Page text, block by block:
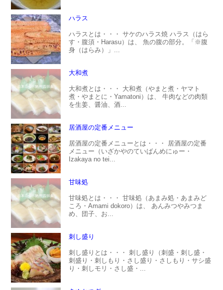
ハラス
ハラスとは・・・ サケのハラス焼 ハラス（はら
す・腹須・Harasu）は、 魚の腹の部分。「※腹
身（はらみ）」...
大和煮
大和煮とは・・・ 大和煮（やまと煮・ヤマト
煮・やまとに・Yamatoni）は、 牛肉などの肉類
を生姜、醤油、酒...
居酒屋の定番メニュー
居酒屋の定番メニューとは・・・ 居酒屋の定番
メニュー（いざかやのていばんめにゅー・
Izakaya no tei...
甘味処
甘味処とは・・・ 甘味処（あまみ処・あまみど
ころ・Amami dokoro）は、 あんみつやみつま
め、団子、お...
刺し盛り
刺し盛りとは・・・ 刺し盛り（刺盛・刺し盛・
刺盛り・刺しもり・さし盛り・さしもり・サシ盛
り・刺しモリ・さし盛・...